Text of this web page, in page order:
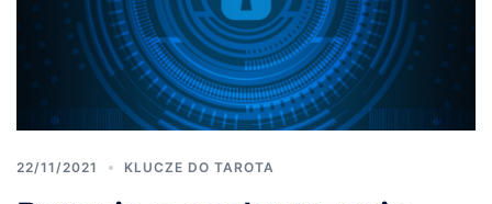
22/11/2021 KLUCZE DO TAROTA